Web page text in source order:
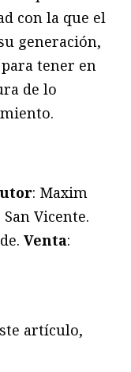
con la que el
generación,
tener en
de lo
: Maxim
San Vicente.
Venta:
artículo,